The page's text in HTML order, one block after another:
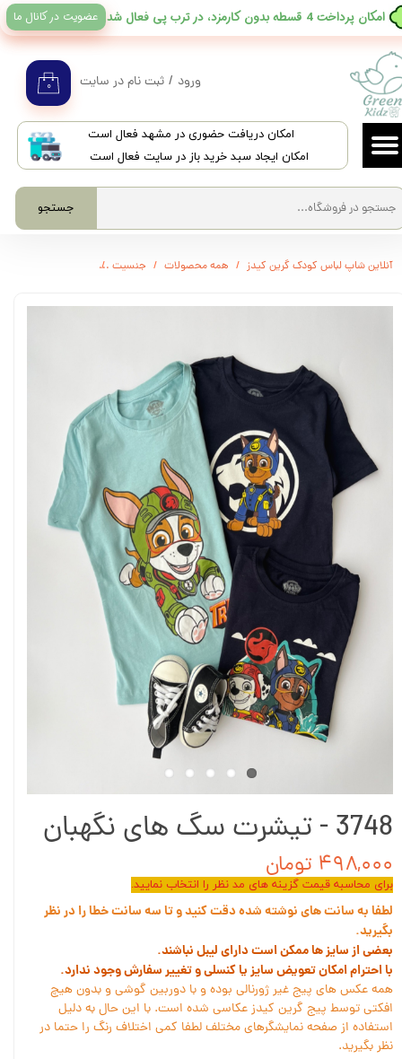
​امکان دریافت حضوری در مشهد فعال است
امکان ایجاد سبد خرید باز در سایت فعال است
جستجو
۰ ورود / ثبت نام در سایت
حساب کاربری من
تغییر گذر واژه
سفارشات
خروج از حساب کاربری
​امکان پرداخت 4 قسطه بدون کارمزد، در ترب پی فعال شد عضویت در کانال ما
آنلاین شاپ لباس کودک گرین کیدز همه محصولات جنسیت
3748 - تیشرت سگ های نگهبان
۴۹۸,۰۰۰ تومان
برای محاسبه قیمت گزینه های مد نظر را انتخاب نمایید.
لطفا به سانت های نوشته شده دقت کنید و تا سه سانت خطا را در نظر
بگیرید.
بعضی از سایز ها ممکن است دارای لیبل نباشند.
با احترام امکان تعویض سایز یا کنسلی و تغییر سفارش وجود ندارد.
همه عکس های پیج غیر ژورنالی بوده و با دوربین گوشی و بدون هیچ
افکتی توسط پیج گرین کیدز عکاسی شده است. با این حال به دلیل
استفاده از صفحه نمایشگرهای مختلف لطفا کمی اختلاف رنگ را حتما در
نظر بگیرید.